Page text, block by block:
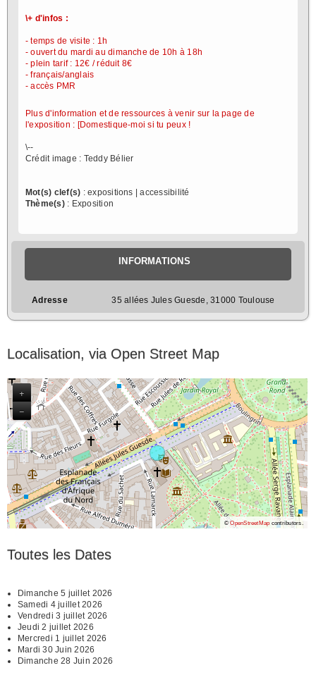
\+ d'infos :
- temps de visite : 1h
- ouvert du mardi au dimanche de 10h à 18h
- plein tarif : 12€ / réduit 8€
- français/anglais
- accès PMR
Plus d'information et de ressources à venir sur la page de
l'exposition : [Domestique-moi si tu peux !
\--
Crédit image : Teddy Bélier
Mot(s) clef(s) : expositions | accessibilité
Thème(s): Exposition
INFORMATIONS
Adresse 35 allées Jules Guesde, 31000 Toulouse
Localisation, via Open Street Map
+
−
©OpenStreetMap contributors.
Toutes les Dates
Dimanche 5 juillet 2026
Samedi 4 juillet 2026
Vendredi 3 juillet 2026
Jeudi 2 juillet 2026
Mercredi 1 juillet 2026
Mardi 30 Juin 2026
Dimanche 28 Juin 2026